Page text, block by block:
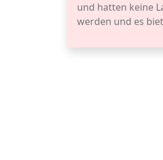
und hatten keine
werden und es